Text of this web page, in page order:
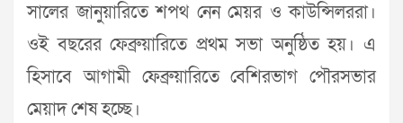
সালের জানুয়ারিতে শপথ নেন মেয়র ও কাউন্সিলররা।
ওই বছরের ফেব্রুয়ারিতে প্রথম সভা অনুষ্ঠিত হয়। এ
হিসাবে আগামী ফেব্রুয়ারিতে বেশিরভাগ পৌরসভার
মেয়াদ শেষ হচ্ছে।